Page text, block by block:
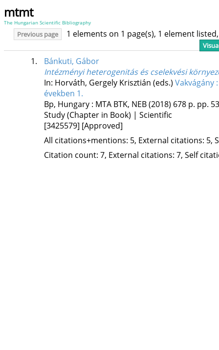
mtmt
The Hungarian Scientific Bibliography
Previous page 1 elements on 1 page(s), 1 element
1.
Bánkuti, Gábor
Intézményi heterogenitás és cselekvési
In: Horváth, Gergely Krisztián (eds.) Vakvágány
években 1.
Bp, Hungary : MTA BTK, NEB(2018) 678 p. pp.
Study (Chapter in Book) | Scientific
[3425579] [Approved]
All citations+mentions: 5, External citations: 5,
Citation count: 7, External citations: 7, Self